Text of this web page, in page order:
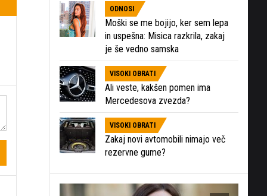
ODNOSI
Moški se me bojijo, ker sem lepa
in uspešna: Misica razkrila, zakaj
je še vedno samska
VISOKI OBRATI
Ali veste, kakšen pomen ima
Mercedesova zvezda?
VISOKI OBRATI
Zakaj novi avtomobili nimajo več
rezervne gume?